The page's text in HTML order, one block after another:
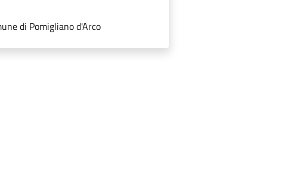
di Pomigliano d'Arco